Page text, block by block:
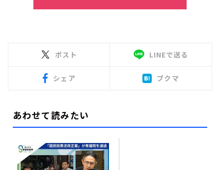
ポスト LINEで送る
シェア ブクマ
あわせて読みたい